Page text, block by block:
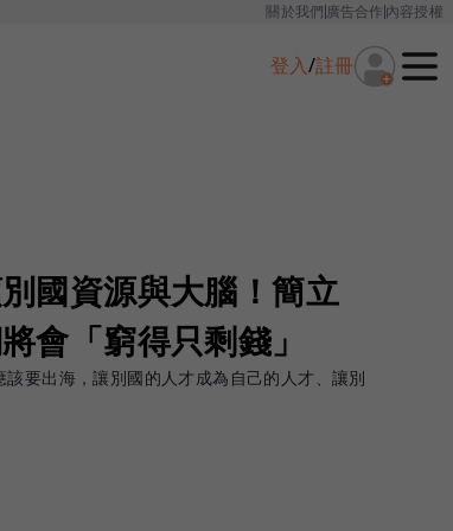
關於我們廣告合作內容授權
登入/註冊
國資源與大腦！簡立
會「窮得只剩錢」
要出海，讓別國的人才成為自己的人才、讓別